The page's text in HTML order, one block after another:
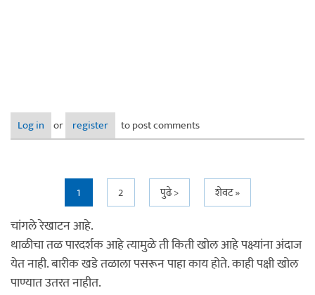
Log in or register to post comments
1 2 पुढे > शेवट »
चांगले रेखाटन आहे.
थाळीचा तळ पारदर्शक आहे त्यामुळे ती किती खोल आहे पक्ष्यांना अंदाज
येत नाही. बारीक खडे तळाला पसरून पाहा काय होते. काही पक्षी खोल
पाण्यात उतरत नाहीत.